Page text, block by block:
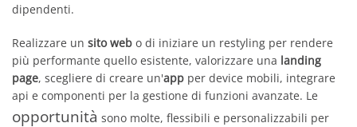
dipendenti.
Realizzare un sito web o di iniziare un restyling per rendere
più performante quello esistente, valorizzare una landing
page, scegliere di creare un'app per device mobili, integrare
api e componenti per la gestione di funzioni avanzate. Le
opportunità sono molte, flessibili e personalizzabili per